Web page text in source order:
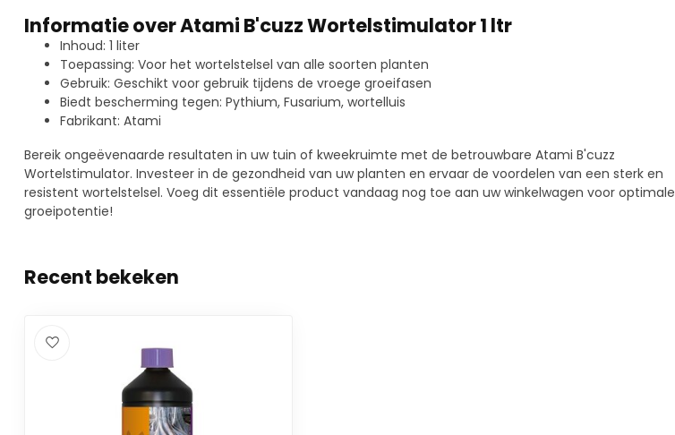
Informatie over Atami B'cuzz Wortelstimulator 1 ltr
Inhoud: 1 liter
Toepassing: Voor het wortelstelsel van alle soorten planten
Gebruik: Geschikt voor gebruik tijdens de vroege groeifasen
Biedt bescherming tegen: Pythium, Fusarium, wortelluis
Fabrikant: Atami
Bereik ongeëvenaarde resultaten in uw tuin of kweekruimte met de betrouwbare Atami B'cuzz
Wortelstimulator. Investeer in de gezondheid van uw planten en ervaar de voordelen van een sterk en
resistent wortelstelsel. Voeg dit essentiële product vandaag nog toe aan uw winkelwagen voor optimale
groeipotentie!
Recent bekeken